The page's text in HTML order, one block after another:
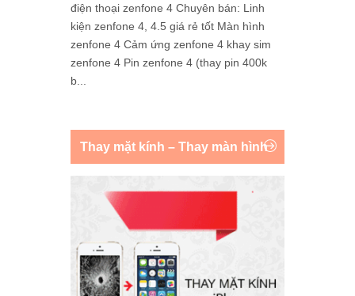
điện thoại zenfone 4 Chuyên bán: Linh
kiện zenfone 4, 4.5 giá rẻ tốt Màn hình
zenfone 4 Cảm ứng zenfone 4 khay sim
zenfone 4 Pin zenfone 4 (thay pin 400k
b...
Thay mặt kính – Thay màn hình